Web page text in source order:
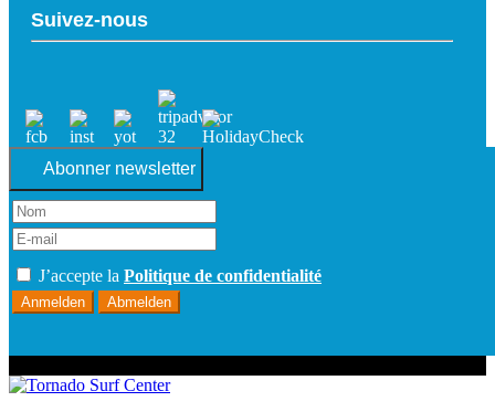
Suivez-nous
Abonner newsletter
J’accepte la Politique de confidentialité
Anmelden Abmelden